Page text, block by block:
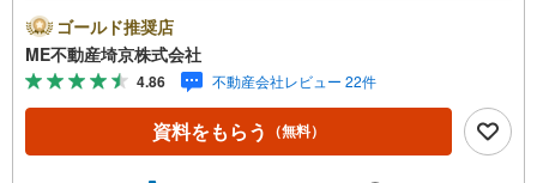
ご希望の日時をご記入いただけますとスムーズにご案内が
可能です。■ご来店特典1.ご見学、ご来店後にアンケート記
入でもれなく3、000円のQUOカードプレゼント（1組様1回
限り後日郵送）2.未公開の物件情報をご紹介3.不動産ご購
入、ご売却、太陽光発電システムご検討中のお客様、ご紹
介でもれなくQUOカード3、000円分プレゼント更にご紹介
ゴールド推奨店
ME不動産埼京株式会社
4.86 不動産会社レビュー 22件
資料をもらう （無料）